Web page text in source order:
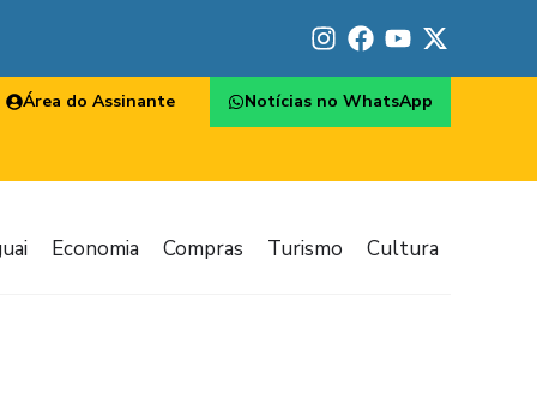
Área do Assinante Notícias no WhatsApp
Economia Compras Turismo Cultura